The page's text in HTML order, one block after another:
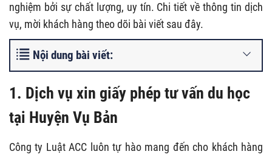
nghiệm bởi sự chất lượng, uy tín. Chi tiết về thông tin dịch
vụ, mời khách hàng theo dõi bài viết sau đây.
Nội dung bài viết:
1. Dịch vụ xin giấy phép tư vấn du học
tại Huyện Vụ Bản
Công ty Luật ACC luôn tự hào mang đến cho khách hàng